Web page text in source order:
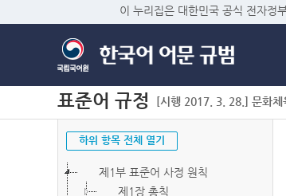
이 누리집은 대한민국 공식 전자정
표준어 규정 [시행 2017. 3. 28.] 문화
하위 항목 전체 열기
제1부 표준어 사정 원칙
제1장 총칙